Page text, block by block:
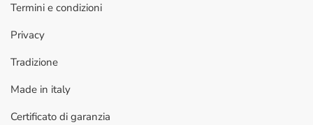
Termini e condizioni
Privacy
Tradizione
Made in italy
Certificato di garanzia